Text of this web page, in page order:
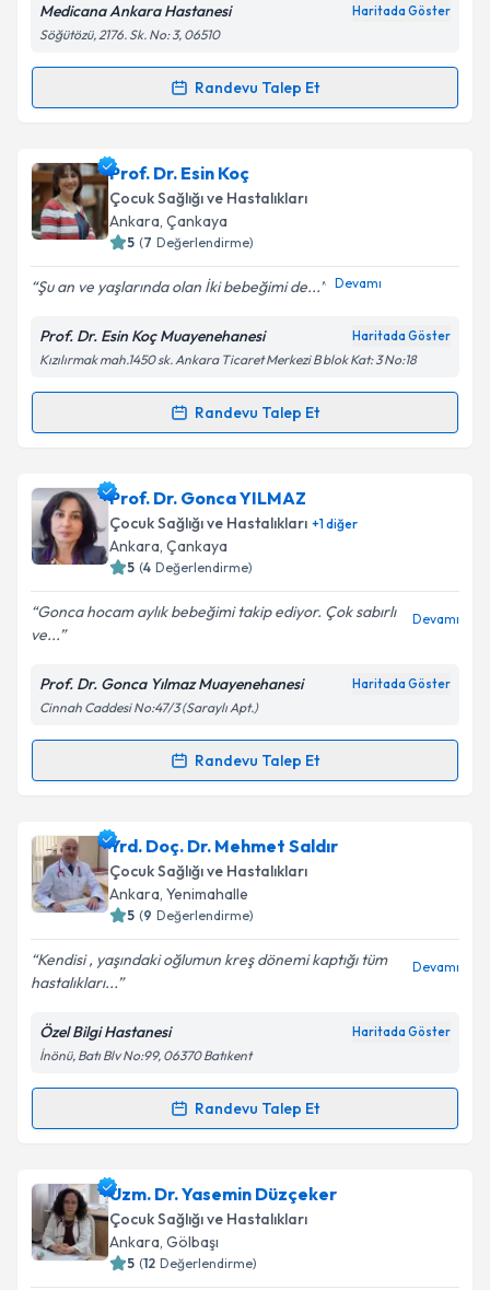
Kişisel verilerimin işlenmesine ilişkin
Metni'ni okudum ve kişisel verilerimin belirtilen
Takvim Talebini Gönder
Medicana Ankara Hastanesi Haritada Göster
Söğütözü, 2176. Sk. No: 3, 06510
Randevu Talep Et
Randevu Takvimi Talebi
Uzm. Dr. Serdar Karakaş
oluşturun. Size bu uzmandan randevu almanız için bir
takvim hazırlandığında e-posta ile bilgilendireceğiz.
Kişisel verilerimin işlenmesine ilişkinAydınlatma
Metni'ni okudum ve kişisel verilerimin belirtilen
kapsamda işlenmesini kabul ediyorum.
Prof. Dr. Esin Koç
Çocuk Sağlığı ve Hastalıkları
Ankara, Çankaya
5 (7 Değerlendirme)
Şu an ve yaşlarında olan İki bebeğimi de... Devamı
Prof. Dr. Esin Koç Muayenehanesi Haritada Göster
Kızılırmak mah.1450 sk. Ankara Ticaret Merkezi B blok Kat: 3 No:18
Randevu Talep Et
Randevu Takvimi Talebi
Prof. Dr. Esin Koçiçin randevu takvimi talebi
oluşturun. Size bu uzmandan randevu almanız için bir
takvim hazırlandığında e-posta ile bilgilendireceğiz.
Kişisel verilerimin işlenmesine ilişkin
Aydınlatma
Metni'ni okudum ve kişisel verilerimin belirtilen
kapsamda işlenmesini kabul ediyorum.
Prof. Dr. Gonca YILMAZ
Çocuk Sağlığı ve Hastalıkları +1diğer
Ankara, Çankaya
5 (4 Değerlendirme)
Gonca hocam aylık bebeğimi takip ediyor. Çok sabırlı
ve...
Devamı
Prof. Dr. Gonca Yılmaz Muayenehanesi Haritada Göster
Cinnah Caddesi No:47/3 (Saraylı Apt.)
Randevu Talep Et
Randevu Takvimi Talebi
Prof. Dr. Gonca YILMAZiçin randevu takvimi talebi
oluşturun. Size bu uzmandan randevu almanız için bir
takvim hazırlandığında e-posta ile bilgilendireceğiz.
Kişisel verilerimin işlenmesine ilişkin
Aydınlatma
Metni'ni okudum ve kişisel verilerimin belirtilen
kapsamda işlenmesini kabul ediyorum.
Yrd. Doç. Dr. Mehmet Saldır
Çocuk Sağlığı ve Hastalıkları
Ankara, Yenimahalle
5 (9 Değerlendirme)
Kendisi , yaşındaki oğlumun kreş dönemi kaptığı tüm
hastalıkları...
Devamı
Özel Bilgi Hastanesi Haritada Göster
İnönü, Batı Blv No:99, 06370 Batıkent
Randevu Talep Et
Randevu Takvimi Talebi
Yrd. Doç. Dr. Mehmet Saldıriçin randevu takvimi
talebi oluşturun. Size bu uzmandan randevu almanız
için bir takvim hazırlandığında e-posta ile
bilgilendireceğiz.
Uzm. Dr. Yasemin Düzçeker
Çocuk Sağlığı ve Hastalıkları
Ankara, Gölbaşı
5 (12 Değerlendirme)